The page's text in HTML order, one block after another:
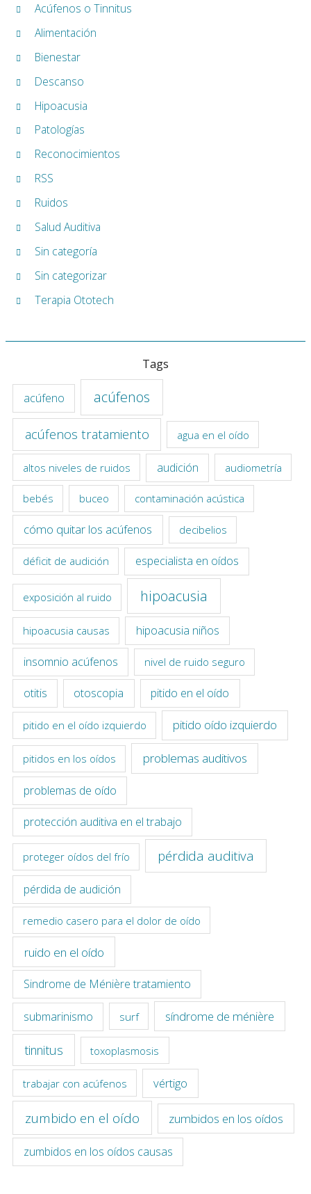
Acúfenos o Tinnitus
Alimentación
Bienestar
Descanso
Hipoacusia
Patologías
Reconocimientos
RSS
Ruidos
Salud Auditiva
Sin categoría
Sin categorizar
Terapia Ototech
Tags
acúfeno acúfenos
acúfenos tratamiento agua en el oído
altos niveles de ruidos audición audiometría
bebés buceo contaminación acústica
cómo quitar los acúfenos decibelios
déficit de audición especialista en oídos
exposición al ruido hipoacusia
hipoacusia causas hipoacusia niños
insomnio acúfenos nivel de ruido seguro
otitis otoscopia pitido en el oído
pitido en el oído izquierdo pitido oído izquierdo
pitidos en los oídos problemas auditivos
problemas de oído
protección auditiva en el trabajo
proteger oídos del frío pérdida auditiva
pérdida de audición
remedio casero para el dolor de oído
ruido en el oído
Sindrome de Ménière tratamiento
submarinismo surf síndrome de ménière
tinnitus toxoplasmosis
trabajar con acúfenos vértigo
zumbido en el oído zumbidos en los oídos
zumbidos en los oídos causas